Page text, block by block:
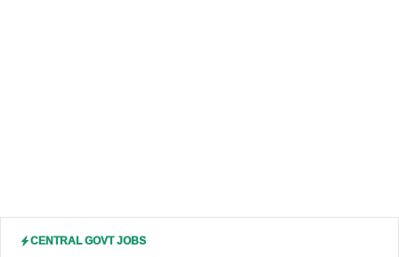
CENTRAL GOVT JOBS